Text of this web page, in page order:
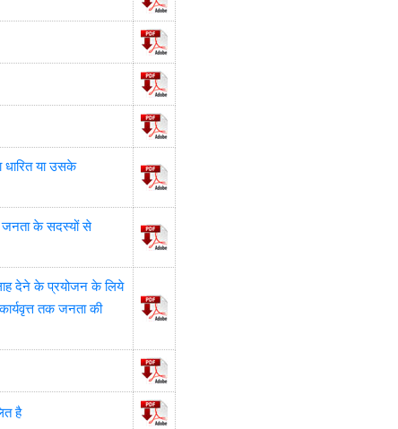
धारित या उसके
जनता के सदस्यों से
देने के प्रयोजन के लिये
तक जनता की
है